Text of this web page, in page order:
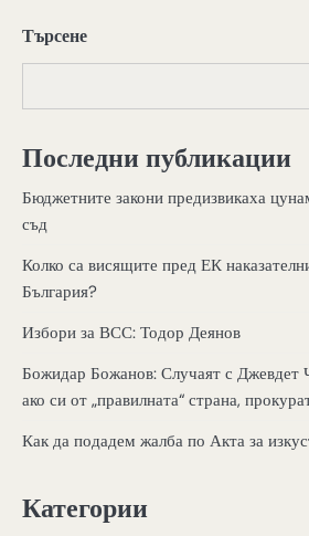
Търсене
Последни публикации
Бюджетните закони предизвикаха
съд
Колко са висящите пред ЕК
България?
Избори за ВСС: Тодор Деянов
Божидар Божанов: Случаят с Джевдет
ако си от „правилната“ страна,
Как да подадем жалба по Акта за
Категории